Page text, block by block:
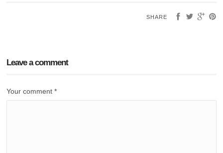
SHARE
Leave a comment
Your comment*